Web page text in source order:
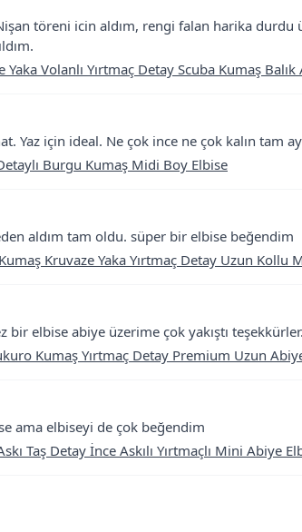
töreni icin aldım, rengi falan harika durdu
Volanlı Yırtmaç Detay Scuba Kumaş
Yaz için ideal. Ne çok ince ne çok kalın tam
Burgu Kumaş Midi Boy Elbise
aldım tam oldu. süper bir elbise beğendim
Kruvaze Yaka Yırtmaç Detay Uzun Kollu
bir elbise abiye üzerime çok yakıştı teşekkürler.
Kumaş Yırtmaç Detay Premium Uzun
ama elbiseyi de çok beğendim
Taş Detay İnce Askılı Yırtmaçlı Mini Abiye